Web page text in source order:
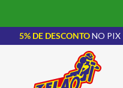
5% DE DESCONTONO PIX